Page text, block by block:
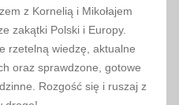
z Kornelią i Mikołajem
zakątki Polski i Europy.
rzetelną wiedzę, aktualne
oraz sprawdzone, gotowe
Rozgość się i ruszaj z